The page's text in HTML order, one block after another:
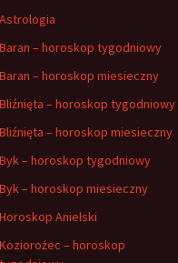
Astrologia
Baran – horoskop tygodniowy
Baran – horoskop miesieczny
Bliźnięta – horoskop tygodniowy
Bliźnięta – horoskop miesieczny
Byk – horoskop tygodniowy
Byk – horoskop miesieczny
Horoskop Anielski
Koziorożec – horoskop